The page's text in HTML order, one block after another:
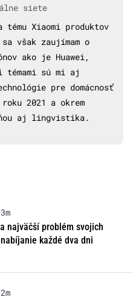
siete
tému Xiaomi produktov
však zaujímam o
ako je Huawei,
témami sú mi aj
pre domácnosť
2021 a okrem
aj lingvistika.
3m
najväčší problém svojich
každé dva dni
2m